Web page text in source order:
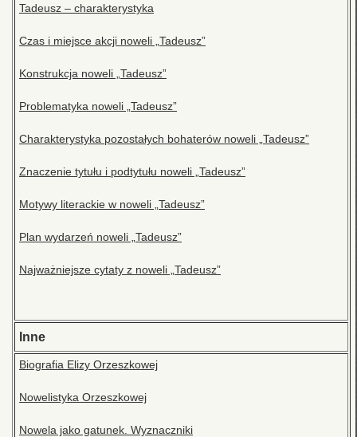
Tadeusz – charakterystyka
Czas i miejsce akcji noweli „Tadeusz”
Konstrukcja noweli „Tadeusz”
Problematyka noweli „Tadeusz”
Charakterystyka pozostałych bohaterów noweli „Tadeusz”
Znaczenie tytułu i podtytułu noweli „Tadeusz”
Motywy literackie w noweli „Tadeusz”
Plan wydarzeń noweli „Tadeusz”
Najważniejsze cytaty z noweli „Tadeusz”
Inne
Biografia Elizy Orzeszkowej
Nowelistyka Orzeszkowej
Nowela jako gatunek. Wyznaczniki